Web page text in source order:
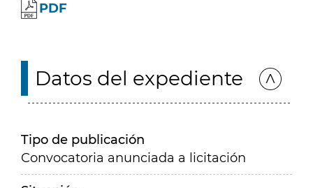
PDF
Datos del expediente
Tipo de publicación
Convocatoria anunciada a licitación